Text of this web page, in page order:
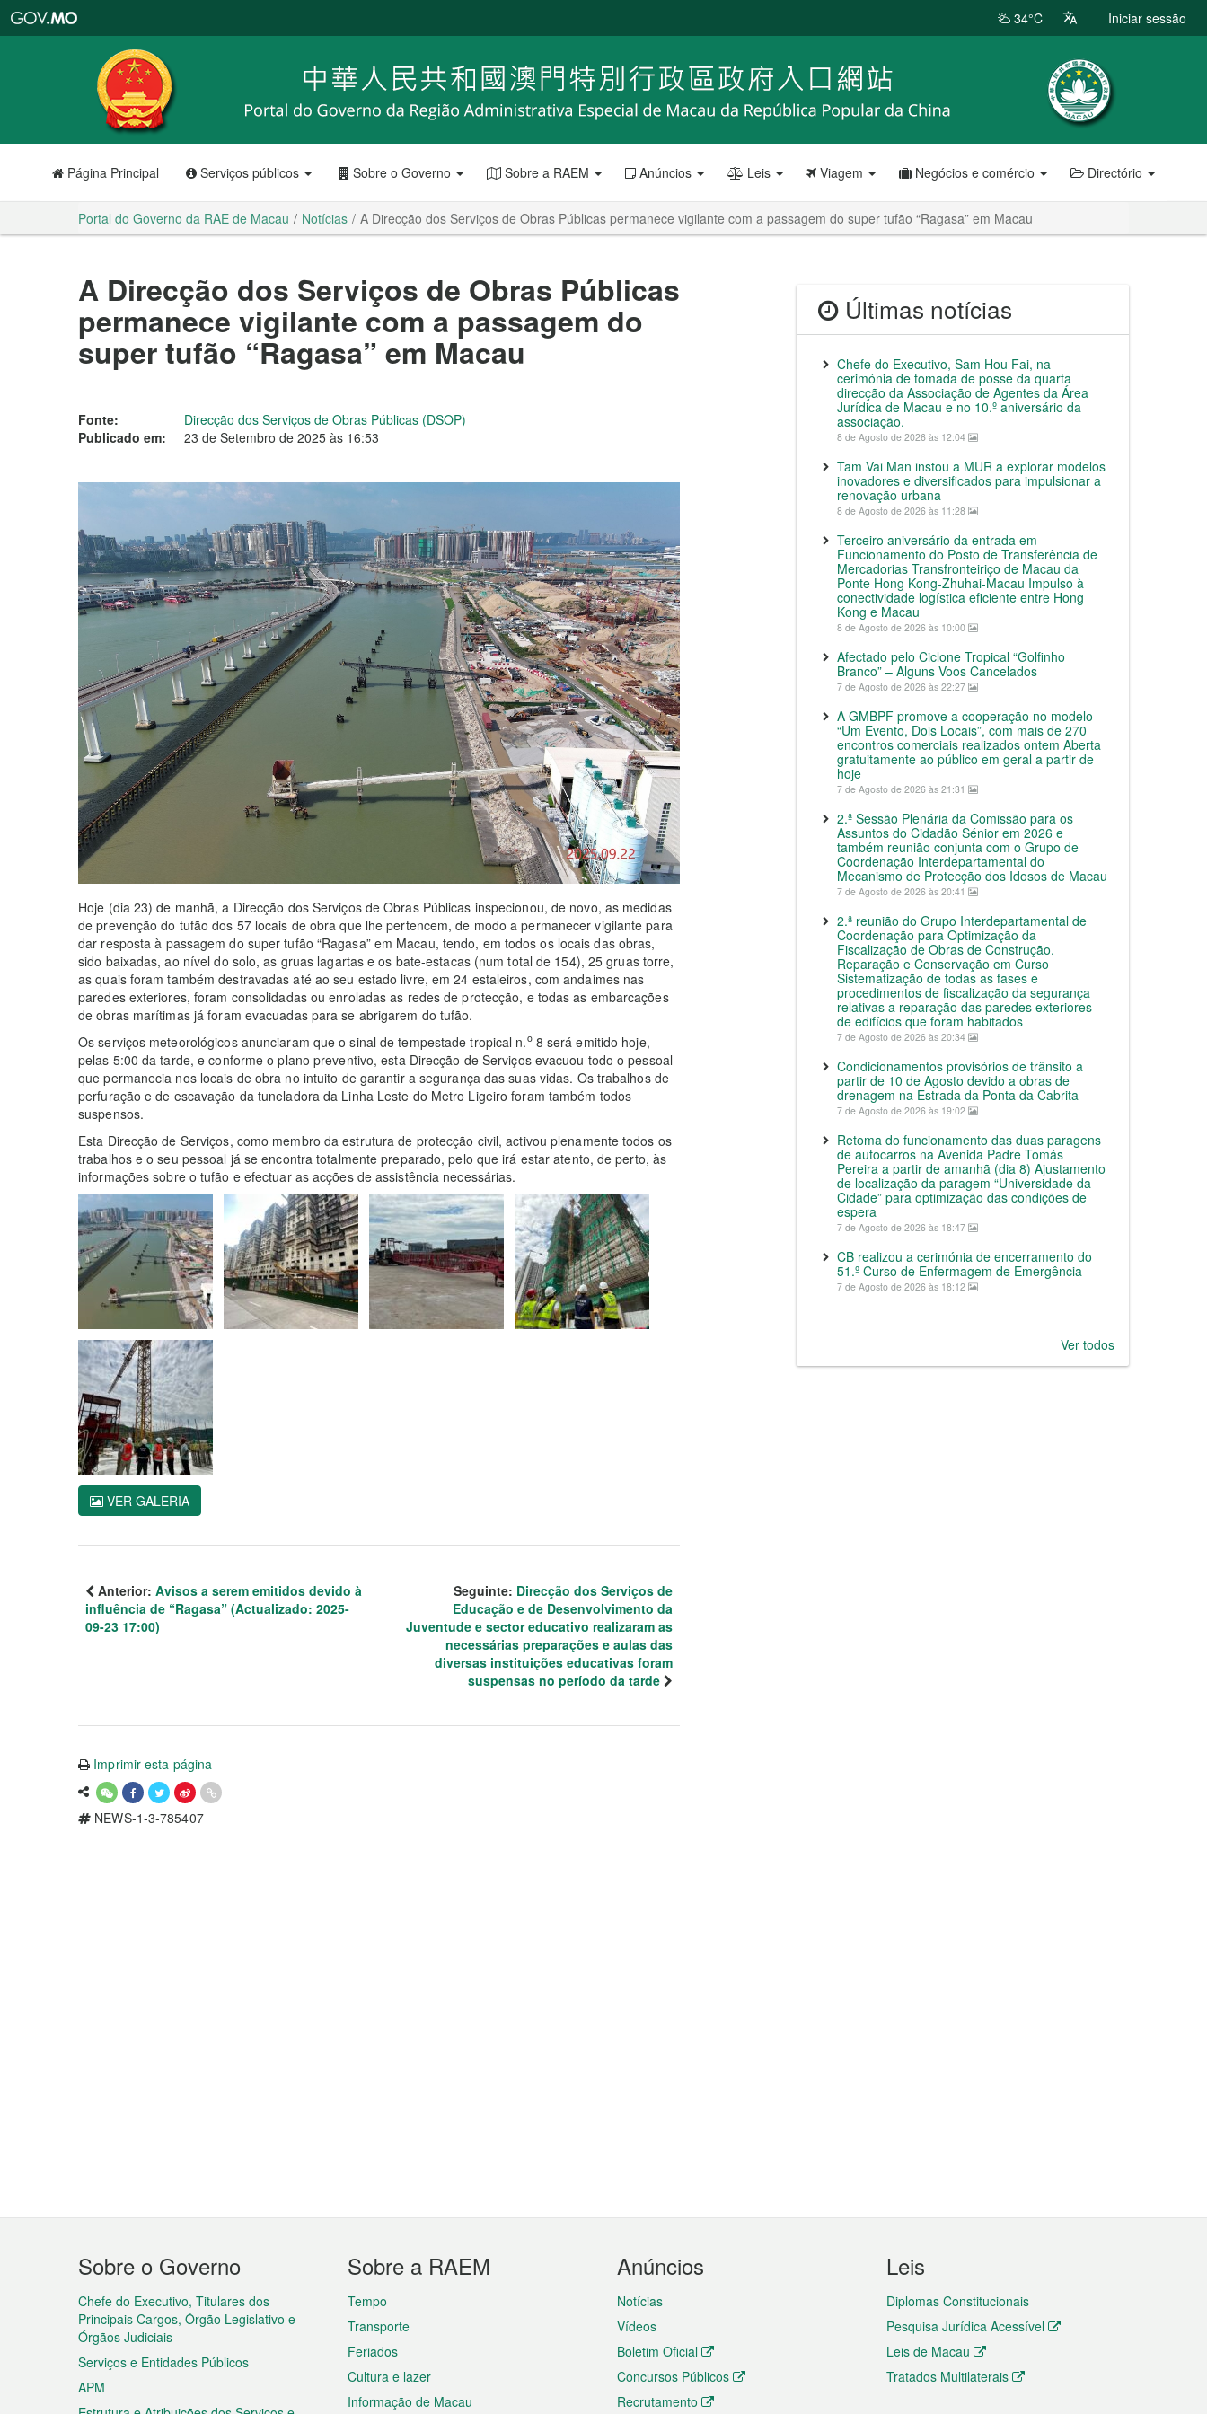
RAE
de
Macau
34°C Iniciar sessão
Página Principal Serviços públicos Sobre o Governo Sobre a RAEM Anúncios Leis Viagem Negócios e comércio Directório
Portal do Governo da RAE de Macau Notícias A Direcção dos Serviços de Obras Públicas permanece vigilante com a passagem do super tufão “Ragasa” em Macau
A Direcção dos Serviços de Obras Públicas
permanece vigilante com a passagem do
super tufão “Ragasa” em Macau
Fonte:
Direcção dos Serviços de Obras Públicas (DSOP)
Publicado em:
23 de Setembro de 2025 às 16:53
Hoje (dia 23) de manhã, a Direcção dos Serviços de Obras Públicas inspecionou, de novo, as medidas
de prevenção do tufão dos 57 locais de obra que lhe pertencem, de modo a permanecer vigilante para
dar resposta à passagem do super tufão “Ragasa” em Macau, tendo, em todos os locais das obras,
sido baixadas, ao nível do solo, as gruas lagartas e os bate-estacas (num total de 154), 25 gruas torre,
as quais foram também destravadas até ao seu estado livre, em 24 estaleiros, com andaimes nas
paredes exteriores, foram consolidadas ou enroladas as redes de protecção, e todas as embarcações
de obras marítimas já foram evacuadas para se abrigarem do tufão.
Os serviços meteorológicos anunciaram que o sinal de tempestade tropical n.o8 será emitido hoje,
pelas 5:00 da tarde, e conforme o plano preventivo, esta Direcção de Serviços evacuou todo o pessoal
que permanecia nos locais de obra no intuito de garantir a segurança das suas vidas. Os trabalhos de
perfuração e de escavação da tuneladora da Linha Leste do Metro Ligeiro foram também todos
suspensos.
Esta Direcção de Serviços, como membro da estrutura de protecção civil, activou plenamente todos os
trabalhos e o seu pessoal já se encontra totalmente preparado, pelo que irá estar atento, de perto, às
informações sobre o tufão e efectuar as acções de assistência necessárias.
VER GALERIA
Anterior: Avisos a serem emitidos devido à
influência de “Ragasa” (Actualizado: 2025-
09-23 17:00)
Seguinte: Direcção dos Serviços de
Educação e de Desenvolvimento da
Juventude e sector educativo realizaram as
necessárias preparações e aulas das
diversas instituições educativas foram
suspensas no período da tarde
Imprimir esta página
NEWS-1-3-785407
Últimas notícias
Chefe do Executivo, Sam Hou Fai, na
cerimónia de tomada de posse da quarta
direcção da Associação de Agentes da Área
Jurídica de Macau e no 10.º aniversário da
associação.
8 de Agosto de 2026 às 12:04
Tam Vai Man instou a MUR a explorar modelos
inovadores e diversificados para impulsionar a
renovação urbana
8 de Agosto de 2026 às 11:28
Terceiro aniversário da entrada em
Funcionamento do Posto de Transferência de
Mercadorias Transfronteiriço de Macau da
Ponte Hong Kong-Zhuhai-Macau Impulso à
conectividade logística eficiente entre Hong
Kong e Macau
8 de Agosto de 2026 às 10:00
Afectado pelo Ciclone Tropical “Golfinho
Branco” – Alguns Voos Cancelados
7 de Agosto de 2026 às 22:27
A GMBPF promove a cooperação no modelo
“Um Evento, Dois Locais”, com mais de 270
encontros comerciais realizados ontem Aberta
gratuitamente ao público em geral a partir de
hoje
7 de Agosto de 2026 às 21:31
2.ª Sessão Plenária da Comissão para os
Assuntos do Cidadão Sénior em 2026 e
também reunião conjunta com o Grupo de
Coordenação Interdepartamental do
Mecanismo de Protecção dos Idosos de Macau
7 de Agosto de 2026 às 20:41
2.ª reunião do Grupo Interdepartamental de
Coordenação para Optimização da
Fiscalização de Obras de Construção,
Reparação e Conservação em Curso
Sistematização de todas as fases e
procedimentos de fiscalização da segurança
relativas a reparação das paredes exteriores
de edifícios que foram habitados
7 de Agosto de 2026 às 20:34
Condicionamentos provisórios de trânsito a
partir de 10 de Agosto devido a obras de
drenagem na Estrada da Ponta da Cabrita
7 de Agosto de 2026 às 19:02
Retoma do funcionamento das duas paragens
de autocarros na Avenida Padre Tomás
Pereira a partir de amanhã (dia 8) Ajustamento
de localização da paragem “Universidade da
Cidade” para optimização das condições de
espera
7 de Agosto de 2026 às 18:47
CB realizou a cerimónia de encerramento do
51.º Curso de Enfermagem de Emergência
7 de Agosto de 2026 às 18:12
Ver todos
Menu
do
rodapé
Sobre o Governo
Chefe do Executivo, Titulares dos
Principais Cargos, Órgão Legislativo e
Órgãos Judiciais
Serviços e Entidades Públicos
APM
Sobre a RAEM
Tempo
Transporte
Feriados
Cultura e lazer
Informação de Macau
Anúncios
Notícias
Vídeos
Boletim Oficial
Concursos Públicos
Recrutamento
Leis
Diplomas Constitucionais
Pesquisa Jurídica Acessível
Leis de Macau
Tratados Multilaterais